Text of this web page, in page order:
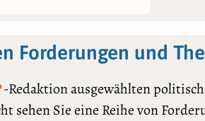
Forderungen und
-Redaktion ausgewählten
Sie eine Reihe von